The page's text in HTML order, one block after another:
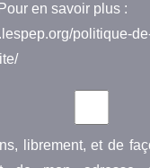
en savoir plus :
politique-
librement, et de